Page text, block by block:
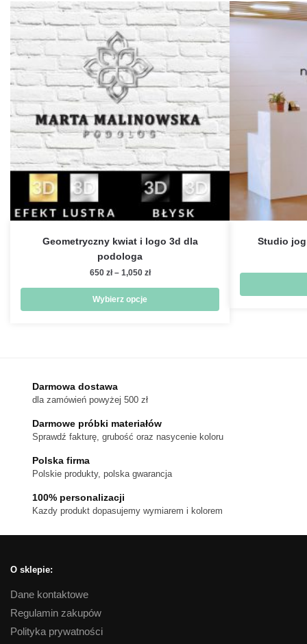
Geometryczny kwiat i logo 3d dla
podologa
650 zł – 1,050 złZakres
650 zł
Wybierz opcje
Opcje
można
wybrać
stronie
Studio
Darmowa dostawa
dla zamówień powyżej 500 zł
Darmowe próbki materiałów
Sprawdź fakturę, grubość oraz nasycenie koloru
Polska firma
Polskie produkty, polska gwarancja
100% personalizacji
Kazdy produkt dopasujemy wymiarem i kolorem
O sklepie:
Dane kontaktowe
Regulamin zakupów
Polityka prywatności